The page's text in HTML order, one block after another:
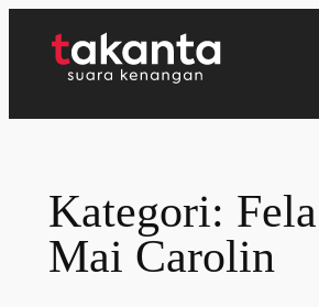
Kategori:
Mai Carolin